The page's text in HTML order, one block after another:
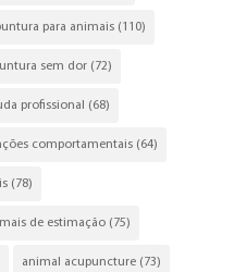
para animais(110)
sem dor(72)
profissional (68)
comportamentais(64)
(78)
de estimação(75)
animal acupuncture(73)